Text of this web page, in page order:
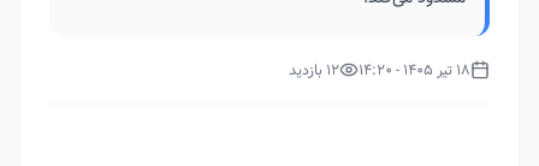
18 تیر 1405 - 14:20 12 بازدید